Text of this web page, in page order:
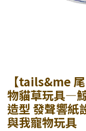
【tails&me
物貓草玩具—
造型 發聲響紙
與我寵物玩具